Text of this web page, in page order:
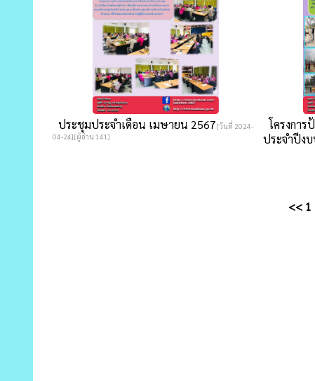
ประชุมประจำเดือน เมษายน 2567[วันที่ 2024-
04-24][ผู้อ่าน 141]
โครงการ
ประจำปีง
<< 1